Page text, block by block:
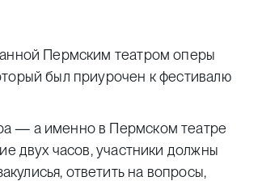
Пермским театром оперы
был приурочен к фестивалю
— а именно в Пермском театре
двух часов, участники должны
ответить на вопросы,